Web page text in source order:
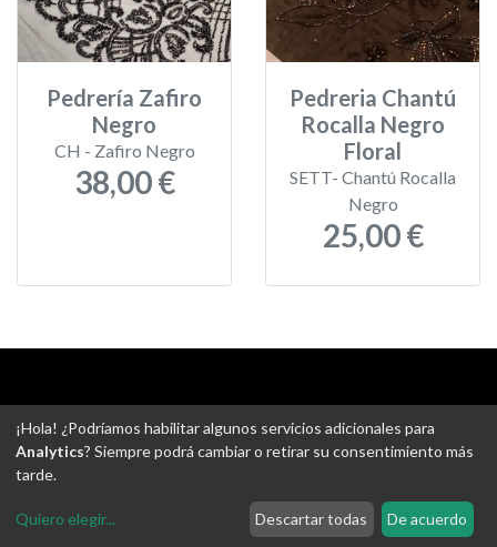
Pedrería Zafiro
Negro
CH - Zafiro Negro
38,00 €
Pedreria Chantú
Rocalla Negro
Floral
SETT- Chantú Rocalla
Negro
25,00 €
-Gastos de envío-Uso de cookies-Ajustes de Cookies
¡Hola! ¿Podríamos habilitar algunos servicios adicionales para
Analytics? Siempre podrá cambiar o retirar su consentimiento más
tarde.
Quiero elegir... Descartar todas De acuerdo